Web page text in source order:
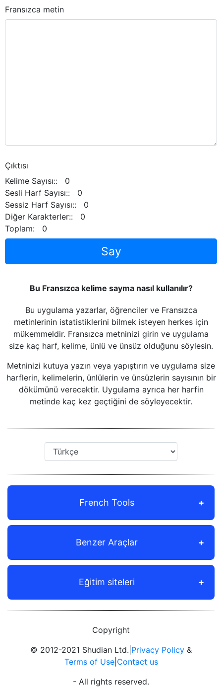
Fransızca metin
Çıktısı
Kelime Sayısı:: 0
Sesli Harf Sayısı:: 0
Sessiz Harf Sayısı:: 0
Diğer Karakterler:: 0
Toplam: 0
Say
Bu Fransızca kelime sayma nasıl kullanılır?
Bu uygulama yazarlar, öğrenciler ve Fransızca
metinlerinin istatistiklerini bilmek isteyen herkes için
mükemmeldir. Fransızca metninizi girin ve uygulama
size kaç harf, kelime, ünlü ve ünsüz olduğunu söylesin.
Metninizi kutuya yazın veya yapıştırın ve uygulama size
harflerin, kelimelerin, ünlülerin ve ünsüzlerin sayısının bir
dökümünü verecektir. Uygulama ayrıca her harfin
metinde kaç kez geçtiğini de söyleyecektir.
French Tools
Benzer Araçlar
Eğitim siteleri
Copyright
© 2012-2021 Shudian Ltd.| Privacy Policy &
Terms of Use| Contact us
- All rights reserved.